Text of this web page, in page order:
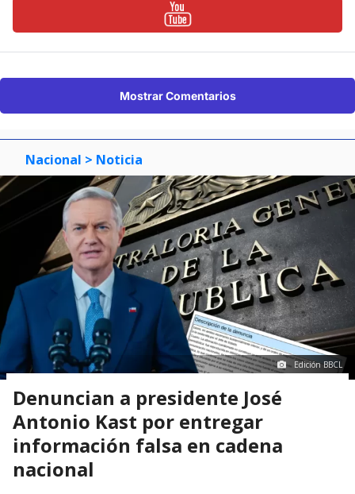
Mostrar Comentarios
Nacional > Noticia
Edición BBCL
Denuncian a presidente José
Antonio Kast por entregar
información falsa en cadena
nacional